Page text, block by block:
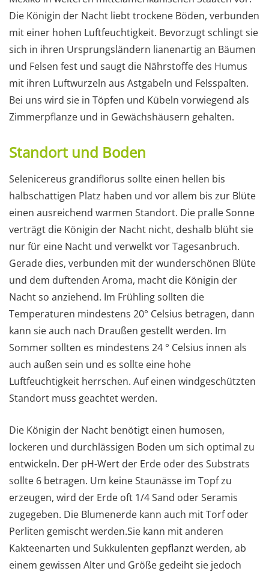
Die Königin der Nacht liebt trockene Böden, verbunden
mit einer hohen Luftfeuchtigkeit. Bevorzugt schlingt sie
sich in ihren Ursprungsländern lianenartig an Bäumen
und Felsen fest und saugt die Nährstoffe des Humus
mit ihren Luftwurzeln aus Astgabeln und Felsspalten.
Bei uns wird sie in Töpfen und Kübeln vorwiegend als
Zimmerpflanze und in Gewächshäusern gehalten.
Standort und Boden
Selenicereus grandiflorus sollte einen hellen bis
halbschattigen Platz haben und vor allem bis zur Blüte
einen ausreichend warmen Standort. Die pralle Sonne
verträgt die Königin der Nacht nicht, deshalb blüht sie
nur für eine Nacht und verwelkt vor Tagesanbruch.
Gerade dies, verbunden mit der wunderschönen Blüte
und dem duftenden Aroma, macht die Königin der
Nacht so anziehend. Im Frühling sollten die
Temperaturen mindestens 20° Celsius betragen, dann
kann sie auch nach Draußen gestellt werden. Im
Sommer sollten es mindestens 24 ° Celsius innen als
auch außen sein und es sollte eine hohe
Luftfeuchtigkeit herrschen. Auf einen windgeschützten
Standort muss geachtet werden.
Die Königin der Nacht benötigt einen humosen,
lockeren und durchlässigen Boden um sich optimal zu
entwickeln. Der pH-Wert der Erde oder des Substrats
sollte 6 betragen. Um keine Staunässe im Topf zu
erzeugen, wird der Erde oft 1/4 Sand oder Seramis
zugegeben. Die Blumenerde kann auch mit Torf oder
Perliten gemischt werden.Sie kann mit anderen
Kakteenarten und Sukkulenten gepflanzt werden, ab
einem gewissen Alter und Größe gedeiht sie jedoch